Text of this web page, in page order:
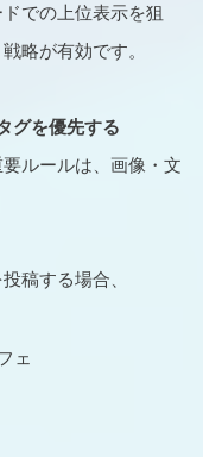
での上位表示を狙
略が有効です。
グを優先する
ルールは、画像・文
稿する場合、
ェ